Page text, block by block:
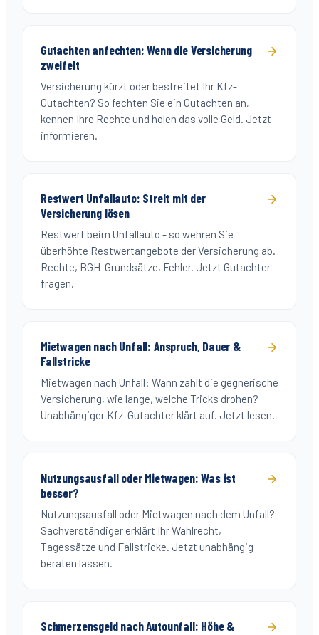
Gutachten anfechten: Wenn die Versicherung
zweifelt
Versicherung kürzt oder bestreitet Ihr Kfz-
Gutachten? So fechten Sie ein Gutachten an,
kennen Ihre Rechte und holen das volle Geld. Jetzt
informieren.
Restwert Unfallauto: Streit mit der
Versicherung lösen
Restwert beim Unfallauto - so wehren Sie
überhöhte Restwertangebote der Versicherung ab.
Rechte, BGH-Grundsätze, Fehler. Jetzt Gutachter
fragen.
Mietwagen nach Unfall: Anspruch, Dauer &
Fallstricke
Mietwagen nach Unfall: Wann zahlt die gegnerische
Versicherung, wie lange, welche Tricks drohen?
Unabhängiger Kfz-Gutachter klärt auf. Jetzt lesen.
Nutzungsausfall oder Mietwagen: Was ist
besser?
Nutzungsausfall oder Mietwagen nach dem Unfall?
Sachverständiger erklärt Ihr Wahlrecht,
Tagessätze und Fallstricke. Jetzt unabhängig
beraten lassen.
Schmerzensgeld nach Autounfall: Höhe &